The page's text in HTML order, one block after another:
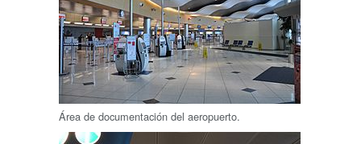
Área de documentación del aeropuerto.